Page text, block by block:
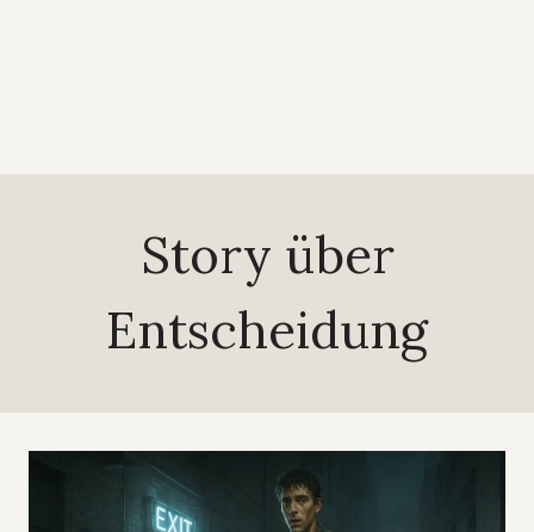
Story über
Entscheidung